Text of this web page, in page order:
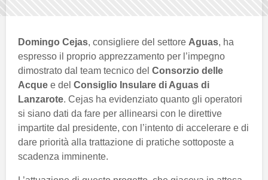
Domingo Cejas, consigliere del settore Aguas, ha
espresso il proprio apprezzamento per l’impegno
dimostrato dal team tecnico del Consorzio delle
Acque e del Consiglio Insulare di Aguas di
Lanzarote. Cejas ha evidenziato quanto gli operatori
si siano dati da fare per allinearsi con le direttive
impartite dal presidente, con l’intento di accelerare e di
dare priorità alla trattazione di pratiche sottoposte a
scadenza imminente.